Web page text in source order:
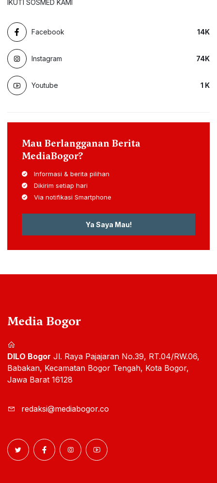
IKUTI SOSMED KAMI
Facebook 14K
Instagram 74K
Youtube 1 K
Mau Berlangganan Berita
MediaBogor?
Informasi & berita pilihan
Dikirim setiap hari
Via notifikasi Smartphone
Ya Saya Mau!
Media Bogor
DILO Bogor Jl. Raya Pajajaran No.39, RT.04/RW.06,
Babakan, Kecamatan Bogor Tengah, Kota Bogor,
Jawa Barat 16128
redaksi@mediabogor.co